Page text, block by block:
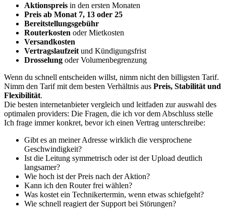
Aktionspreis in den ersten Monaten
Preis ab Monat 7, 13 oder 25
Bereitstellungsgebühr
Routerkosten oder Mietkosten
Versandkosten
Vertragslaufzeit und Kündigungsfrist
Drosselung oder Volumenbegrenzung
Wenn du schnell entscheiden willst, nimm nicht den billigsten Tarif.
Nimm den Tarif mit dem besten Verhältnis aus Preis, Stabilität und
Flexibilität.
Die besten internetanbieter vergleich und leitfaden zur auswahl des
optimalen providers: Die Fragen, die ich vor dem Abschluss stelle
Ich frage immer konkret, bevor ich einen Vertrag unterschreibe:
Gibt es an meiner Adresse wirklich die versprochene
Geschwindigkeit?
Ist die Leitung symmetrisch oder ist der Upload deutlich
langsamer?
Wie hoch ist der Preis nach der Aktion?
Kann ich den Router frei wählen?
Was kostet ein Technikertermin, wenn etwas schiefgeht?
Wie schnell reagiert der Support bei Störungen?